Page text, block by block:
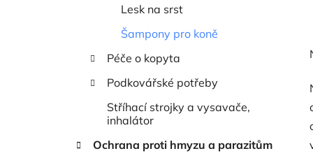
Lesk na srst
Šampony pro koně
Péče o kopyta
Podkovářské potřeby
Stříhací strojky a vysavače,
inhalátor
Ochrana proti hmyzu a parazitům